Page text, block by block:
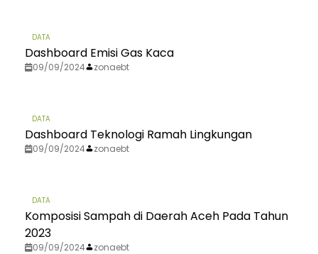
DATA
Dashboard Emisi Gas Kaca
09/09/2024 zonaebt
DATA
Dashboard Teknologi Ramah Lingkungan
09/09/2024 zonaebt
DATA
Komposisi Sampah di Daerah Aceh Pada Tahun
2023
09/09/2024 zonaebt